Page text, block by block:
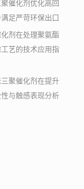
催化剂优化高回
足严苛环保出口
剂在处理聚氨酯
艺的技术应用指
聚催化剂在提升
与触感表现分析